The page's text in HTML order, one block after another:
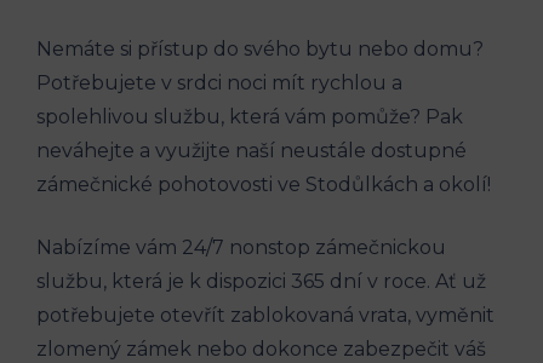
Nemáte si přístup do svého bytu nebo domu?
Potřebujete v srdci noci mít rychlou a
spolehlivou službu, která vám pomůže? Pak
neváhejte a využijte naší neustále dostupné
zámečnické pohotovosti ve Stodůlkách a okolí!
Nabízíme vám 24/7 nonstop zámečnickou
službu, která je k dispozici 365 dní v roce. Ať už
potřebujete otevřít zablokovaná vrata, vyměnit
zlomený zámek nebo dokonce zabezpečit váš